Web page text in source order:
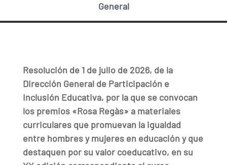
General
Resolución de 1 de julio de 2026, de la
Dirección General de Participación e
Inclusión Educativa, por la que se convocan
los premios «Rosa Regàs» a materiales
curriculares que promuevan la igualdad
entre hombres y mujeres en educación y que
destaquen por su valor coeducativo, en su